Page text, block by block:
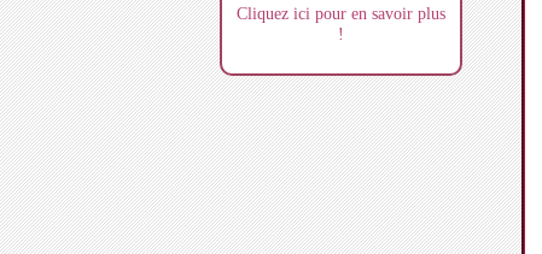
Cliquez ici pour en savoir plus
!